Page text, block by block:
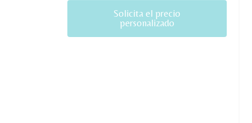
Solicita el precio
personalizado